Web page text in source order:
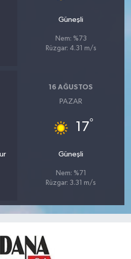
Güneşli
Nem: %73
Rüzgar: 4.31 m/s
16 AĞUSTOS
PAZAR
17°
Güneşli
Nem: %71
Rüzgar: 3.31 m/s